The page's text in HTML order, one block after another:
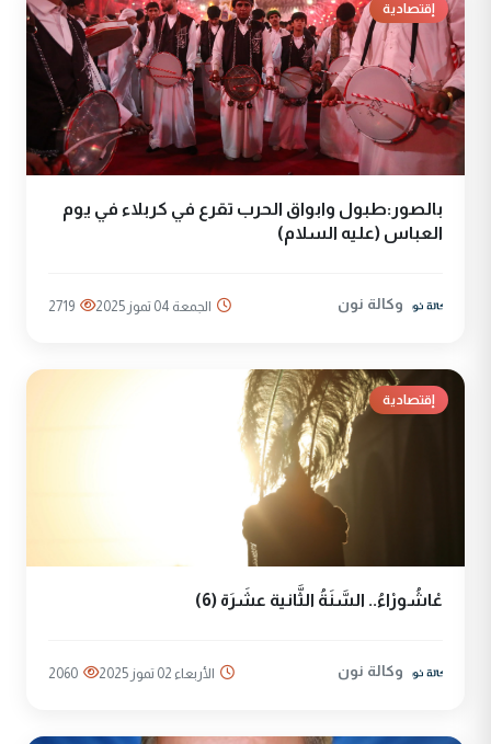
إقتصادية
بالصور:طبول وابواق الحرب تقرع في كربلاء في يوم
العباس (عليه السلام)
وكالة نون الجمعة 04 تموز 2025 2719
إقتصادية
عْاشُورْاءُ.. السَّنَةُ الثَّانية عشَرَة (6)
وكالة نون الأربعاء 02 تموز 2025 2060